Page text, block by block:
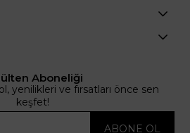
Aboneliği
yenilikleri ve fırsatları önce sen
keşfet!
ABONE OL